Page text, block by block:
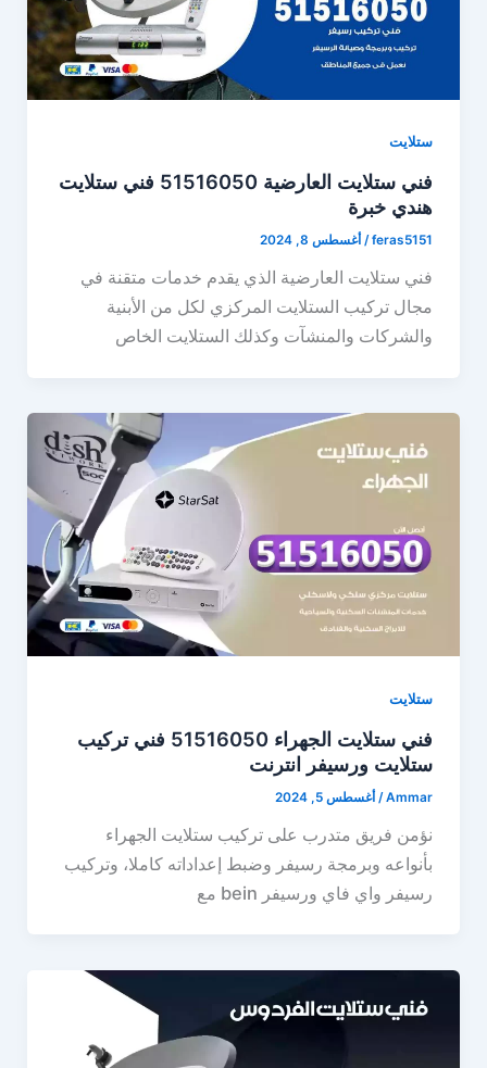
ستلايت
فني ستلايت العارضية 51516050 فني ستلايت
هندي خبرة
feras5151
/ أغسطس 8, 2024
فني ستلايت العارضية الذي يقدم خدمات متقنة في
مجال تركيب الستلايت المركزي لكل من الأبنية
والشركات والمنشآت وكذلك الستلايت الخاص
ستلايت
فني ستلايت الجهراء 51516050 فني تركيب
ستلايت ورسيفر انترنت
Ammar
/ أغسطس 5, 2024
نؤمن فريق متدرب على تركيب ستلايت الجهراء
بأنواعه وبرمجة رسيفر وضبط إعداداته كاملا، وتركيب
رسيفر واي فاي ورسيفر bein مع